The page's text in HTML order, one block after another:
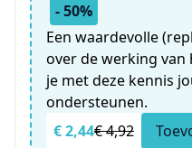
- 50%
Een waardevolle
over de werking van
je met deze kennis
ondersteunen.
€ 2,44€ 4,92